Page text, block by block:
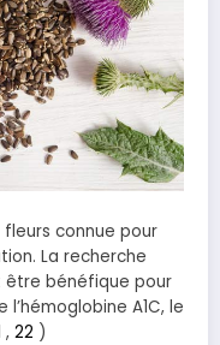
connue pour
La recherche
être bénéfique pour
A1C, le
, 22 )